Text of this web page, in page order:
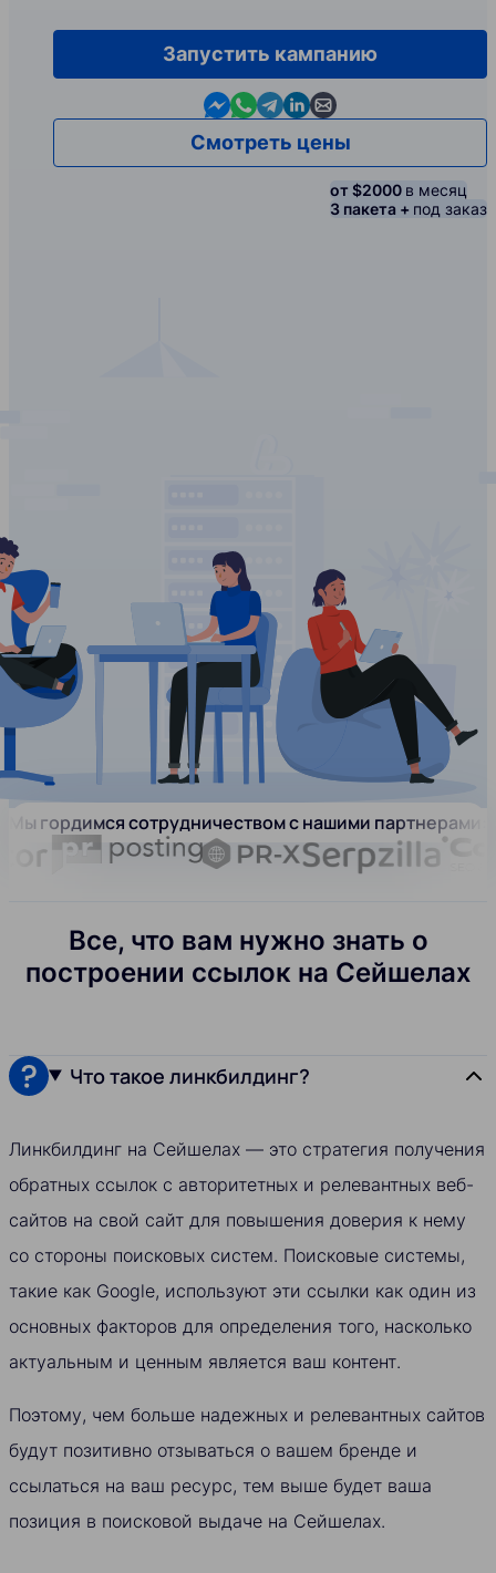
Запустить кампанию
Contact us in Messenger
Contact us in WhatsApp
Contact us in Telegram
Contact us in Linkedin
Contact us by email
Смотреть цены
от $2000 в месяц
3 пакета + под заказ
Мы гордимся сотрудничеством с нашими партнерами:
Все, что вам нужно знать о
построении ссылок на Сейшелах
Что такое линкбилдинг?
Линкбилдинг на Сейшелах — это стратегия получения
обратных ссылок с авторитетных и релевантных веб-
сайтов на свой сайт для повышения доверия к нему
со стороны поисковых систем. Поисковые системы,
такие как Google, используют эти ссылки как один из
основных факторов для определения того, насколько
актуальным и ценным является ваш контент.
Поэтому, чем больше надежных и релевантных сайтов
будут позитивно отзываться о вашем бренде и
ссылаться на ваш ресурс, тем выше будет ваша
позиция в поисковой выдаче на Сейшелах.